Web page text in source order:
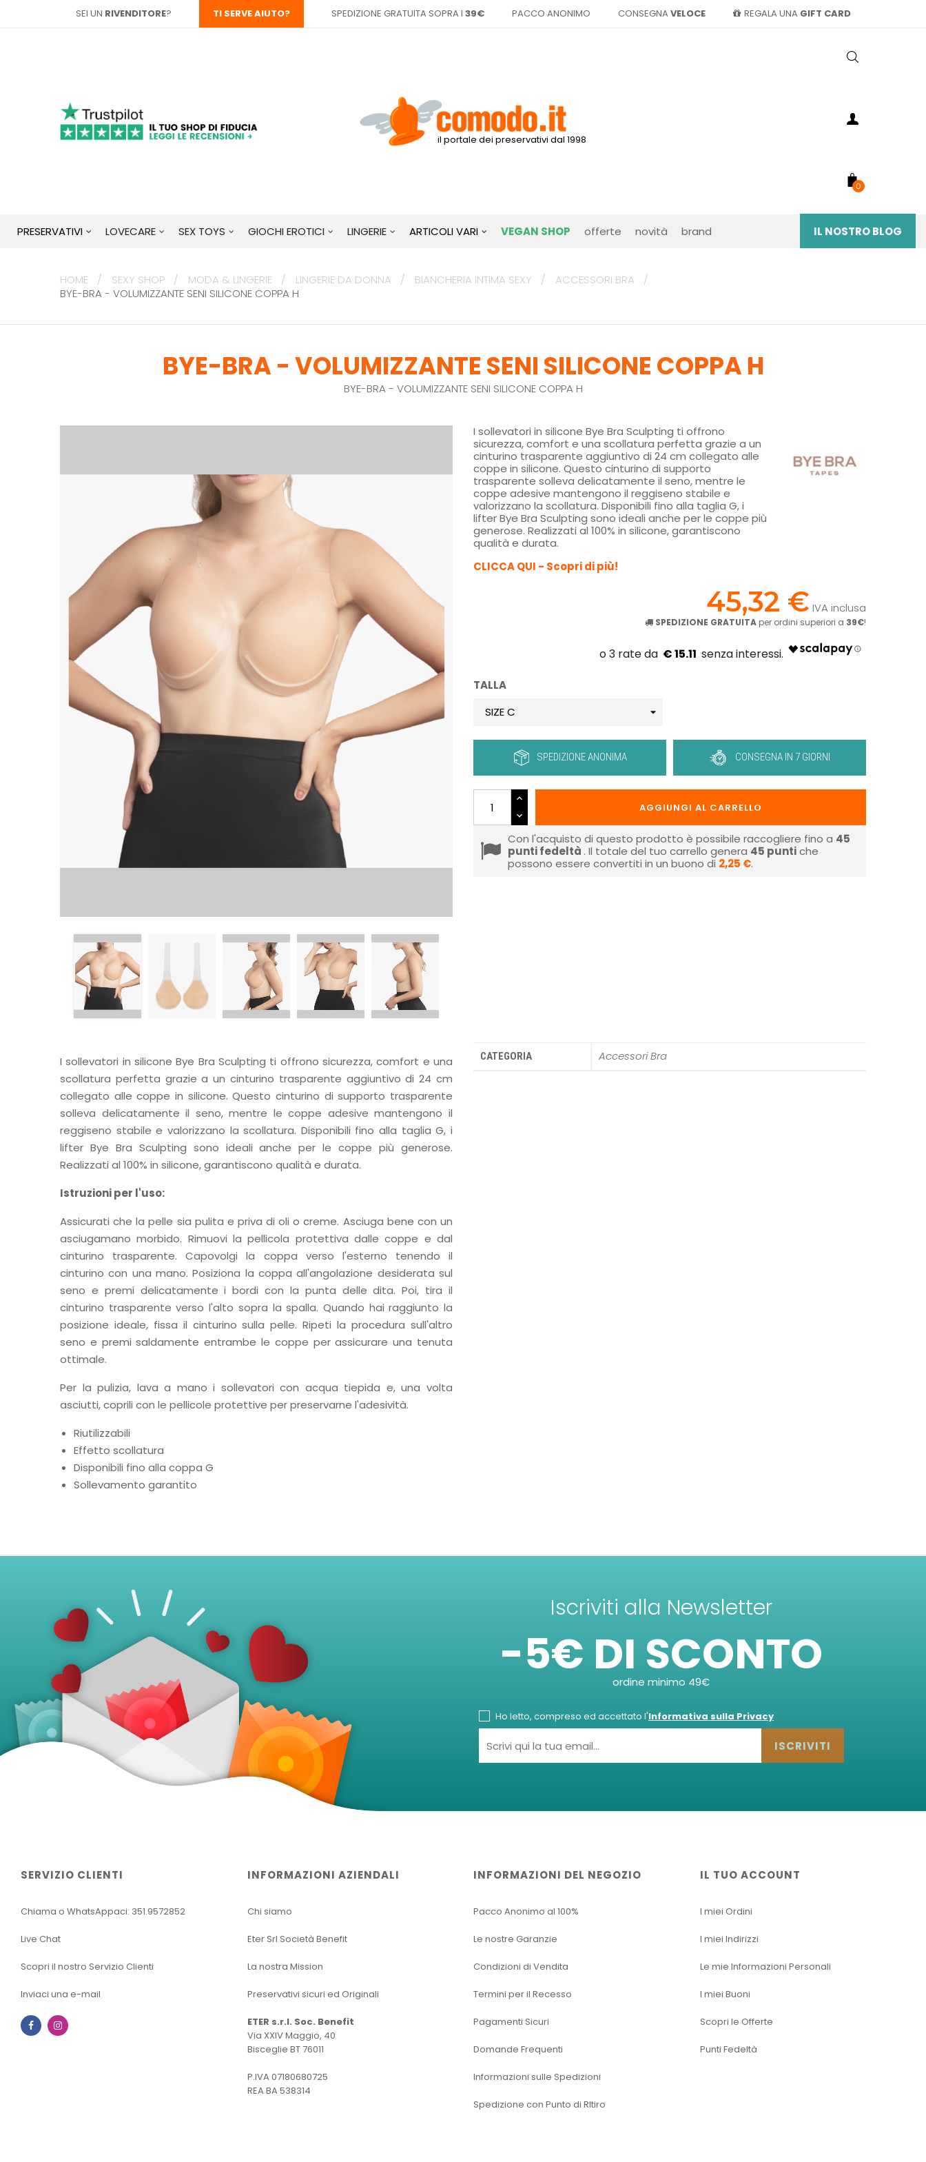
SEI UN RIVENDITORE? TI SERVE AIUTO? SPEDIZIONE GRATUITA SOPRA I 39€ PACCO ANONIMO CONSEGNA VELOCE REGALA UNA GIFT CARD
il portale dei preservativi dal 1998
0
PRESERVATIVI LOVECARE SEX TOYS GIOCHI EROTICI LINGERIE ARTICOLI VARI VEGAN SHOP offerte novità brand IL NOSTRO BLOG
HOME SEXY SHOP MODA & LINGERIE LINGERIE DA DONNA BIANCHERIA INTIMA SEXY
ACCESSORI BRA
BYE-BRA - VOLUMIZZANTE SENI SILICONE COPPA H
BYE-BRA - VOLUMIZZANTE SENI SILICONE COPPA H
BYE-BRA - VOLUMIZZANTE SENI SILICONE COPPA H
I sollevatori in silicone Bye Bra Sculpting ti offrono
sicurezza, comfort e una scollatura perfetta grazie a un
cinturino trasparente aggiuntivo di 24 cm collegato alle
coppe in silicone. Questo cinturino di supporto
trasparente solleva delicatamente il seno, mentre le
coppe adesive mantengono il reggiseno stabile e
valorizzano la scollatura. Disponibili fino alla taglia G, i
lifter Bye Bra Sculpting sono ideali anche per le coppe più
generose. Realizzati al 100% in silicone, garantiscono
qualità e durata.
CLICCA QUI - Scopri di più!
45,32 € IVA inclusa
SPEDIZIONE GRATUITA per ordini superiori a 39€!
€ 15.11
TALLA
SPEDIZIONE ANONIMA CONSEGNA IN 7 GIORNI
AGGIUNGI AL CARRELLO
Con l'acquisto di questo prodotto è possibile raccogliere fino a 45
punti fedeltà . Il totale del tuo carrello genera 45 puntiche
possono essere convertiti in un buono di 2,25 €.
I sollevatori in silicone Bye Bra Sculpting ti offrono sicurezza, comfort e una
scollatura perfetta grazie a un cinturino trasparente aggiuntivo di 24 cm
collegato alle coppe in silicone. Questo cinturino di supporto trasparente
solleva delicatamente il seno, mentre le coppe adesive mantengono il
reggiseno stabile e valorizzano la scollatura. Disponibili fino alla taglia G, i
lifter Bye Bra Sculpting sono ideali anche per le coppe più generose.
Realizzati al 100% in silicone, garantiscono qualità e durata.
Istruzioni per l'uso:
Assicurati che la pelle sia pulita e priva di oli o creme. Asciuga bene con un
asciugamano morbido. Rimuovi la pellicola protettiva dalle coppe e dal
cinturino trasparente. Capovolgi la coppa verso l'esterno tenendo il
cinturino con una mano. Posiziona la coppa all'angolazione desiderata sul
seno e premi delicatamente i bordi con la punta delle dita. Poi, tira il
cinturino trasparente verso l'alto sopra la spalla. Quando hai raggiunto la
posizione ideale, fissa il cinturino sulla pelle. Ripeti la procedura sull'altro
seno e premi saldamente entrambe le coppe per assicurare una tenuta
ottimale.
Per la pulizia, lava a mano i sollevatori con acqua tiepida e, una volta
asciutti, coprili con le pellicole protettive per preservarne l'adesività.
Riutilizzabili
Effetto scollatura
Disponibili fino alla coppa G
Sollevamento garantito
CATEGORIA Accessori Bra
Iscriviti alla Newsletter
-5€ DI SCONTO
ordine minimo 49€
Ho letto, compreso ed accettato l'Informativa sulla Privacy
ISCRIVITI
SERVIZIO CLIENTI
Chiama o WhatsAppaci: 351.9572852
Live Chat
Scopri il nostro Servizio Clienti
Inviaci una e-mail
Facebook
INFORMAZIONI AZIENDALI
Chi siamo
Eter Srl Società Benefit
La nostra Mission
Preservativi sicuri ed Originali
ETER s.r.l. Soc. Benefit
Via XXIV Maggio, 40
Bisceglie BT 76011
P.IVA 07180680725
REA BA 538314
INFORMAZIONI DEL NEGOZIO
Pacco Anonimo al 100%
Le nostre Garanzie
Condizioni di Vendita
Termini per il Recesso
Pagamenti Sicuri
Domande Frequenti
Informazioni sulle Spedizioni
Spedizione con Punto di RItiro
IL TUO ACCOUNT
I miei Ordini
I miei Indirizzi
Le mie Informazioni Personali
I miei Buoni
Scopri le Offerte
Punti Fedeltà